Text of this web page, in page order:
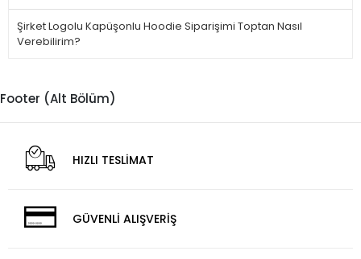
Şirket Logolu Kapüşonlu Hoodie Siparişimi Toptan Nasıl
Verebilirim?
Footer (Alt Bölüm)
HIZLI TESLİMAT
GÜVENLİ ALIŞVERİŞ